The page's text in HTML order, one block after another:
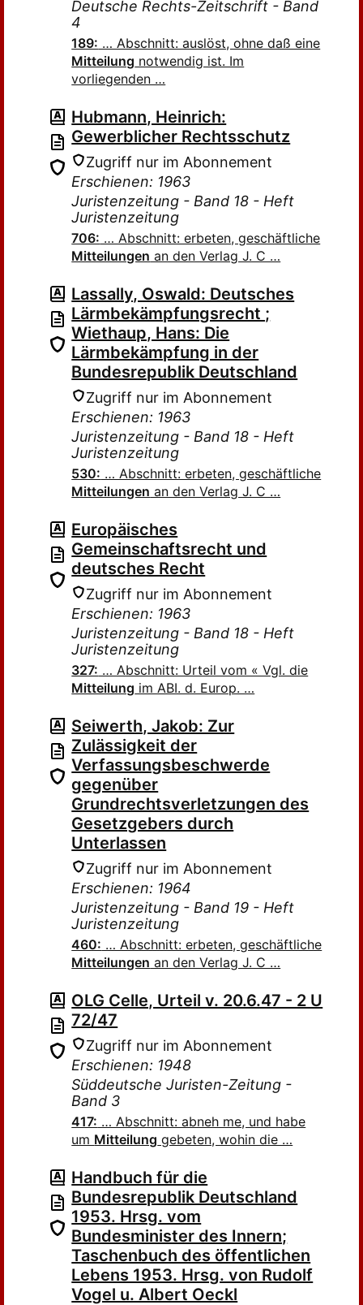
Deutsche Rechts-Zeitschrift - Band
4
189: … Abschnitt: auslöst, ohne daß eine
Mitteilung notwendig ist. Im
vorliegenden …
Hubmann, Heinrich:
Gewerblicher Rechtsschutz
Zugriff nur im Abonnement
Erschienen: 1963
Juristenzeitung - Band 18 - Heft
Juristenzeitung
706: … Abschnitt: erbeten, geschäftliche
Mitteilungen an den Verlag J. C …
Lassally, Oswald: Deutsches
Lärmbekämpfungsrecht ;
Wiethaup, Hans: Die
Lärmbekämpfung in der
Bundesrepublik Deutschland
Zugriff nur im Abonnement
Erschienen: 1963
Juristenzeitung - Band 18 - Heft
Juristenzeitung
530: … Abschnitt: erbeten, geschäftliche
Mitteilungen an den Verlag J. C …
Europäisches
Gemeinschaftsrecht und
deutsches Recht
Zugriff nur im Abonnement
Erschienen: 1963
Juristenzeitung - Band 18 - Heft
Juristenzeitung
327: … Abschnitt: Urteil vom « Vgl. die
Mitteilung im ABI. d. Europ. …
Seiwerth, Jakob: Zur
Zulässigkeit der
Verfassungsbeschwerde
gegenüber
Grundrechtsverletzungen des
Gesetzgebers durch
Unterlassen
Zugriff nur im Abonnement
Erschienen: 1964
Juristenzeitung - Band 19 - Heft
Juristenzeitung
460: … Abschnitt: erbeten, geschäftliche
Mitteilungen an den Verlag J. C …
OLG Celle, Urteil v. 20.6.47 - 2 U
72/47
Zugriff nur im Abonnement
Erschienen: 1948
Süddeutsche Juristen-Zeitung -
Band 3
417: … Abschnitt: abneh me, und habe
um Mitteilung gebeten, wohin die …
Handbuch für die
Bundesrepublik Deutschland
1953. Hrsg. vom
Bundesminister des Innern;
Taschenbuch des öffentlichen
Lebens 1953. Hrsg. von Rudolf
Vogel u. Albert Oeckl